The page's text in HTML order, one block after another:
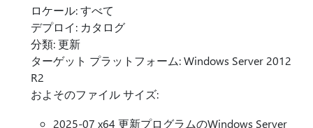
ロケール: すべて
デプロイ: カタログ
分類: 更新
ターゲット プラットフォーム: Windows Server 2012
R2
およそのファイル サイズ:
2025-07 x64 更新プログラムのWindows Server